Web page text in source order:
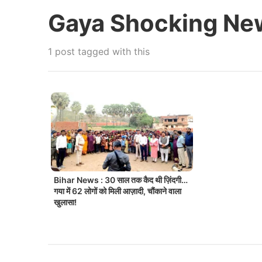
Gaya Shocking
1 post tagged with this
Bihar News : 30 साल तक कैद थी ज़िंदगी…
गया में 62 लोगों को मिली आज़ादी, चौंकाने वाला
खुलासा!